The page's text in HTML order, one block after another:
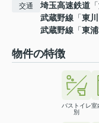
交通 埼玉高速鉄道 「
武蔵野線 「東
武蔵野線 「東
物件の特徴
バストイレ
別
室